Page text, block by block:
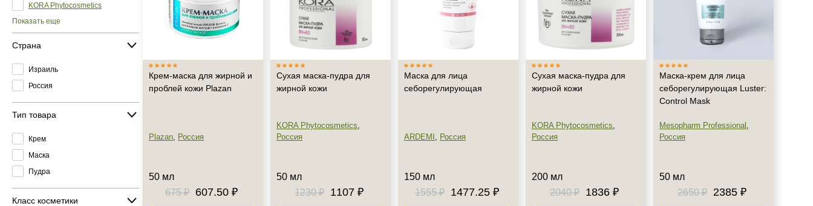
KORA Phytocosmetics
Показать еще
Страна
Израиль
Россия
Тип товара
Крем
Маска
Пудра
Класс косметики
Крем-маска для жирной и
проблей кожи Plazan
Plazan, Россия
50 мл
675 ₽
607.50 ₽
Сухая маска-пудра для
жирной кожи
KORA Phytocosmetics,
Россия
50 мл
1230 ₽
1107 ₽
Маска для лица
себорегулирующая
ARDEMI , Россия
150 мл
1555 ₽
1477.25 ₽
Сухая маска-пудра для
жирной кожи
KORA Phytocosmetics,
Россия
200 мл
2040 ₽
1836 ₽
Маска-крем для лица
себорегулирующая Luster:
Control Mask
Mesopharm Professional ,
Россия
50 мл
2650 ₽
2385 ₽